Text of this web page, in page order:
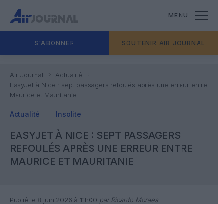
MENU
S'ABONNER SOUTENIR AIR JOURNAL
Air Journal
Actualité
EasyJet à Nice : sept passagers refoulés après une erreur entre
Maurice et Mauritanie
Actualité Insolite
EASYJET À NICE : SEPT PASSAGERS
REFOULÉS APRÈS UNE ERREUR ENTRE
MAURICE ET MAURITANIE
Publié le 8 juin 2026 à 11h00 par Ricardo Moraes